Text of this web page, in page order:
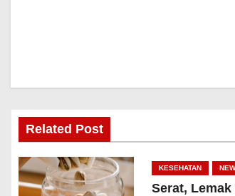
Related Post
KESEHATAN
Serat,